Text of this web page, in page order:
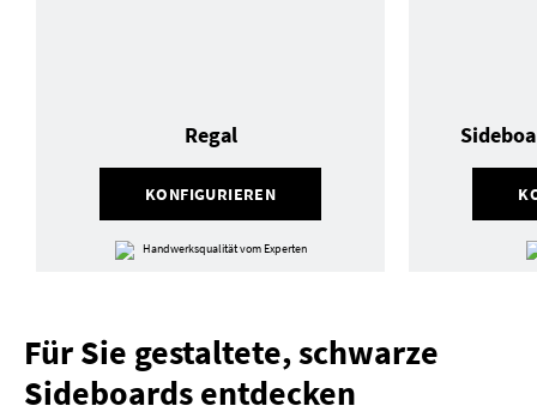
KONFIGURIEREN
Regal
Handwerksqualität vom Experten
Für Sie gestaltete, schwarze
Sideboards entdecken